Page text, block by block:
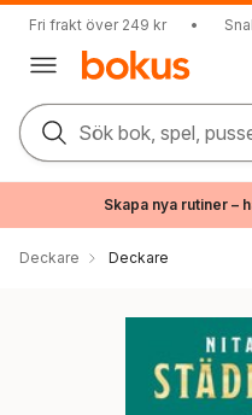
Fri frakt över 249 kr •
Sök bok, spel,
Skapa nya rutiner –
Deckare Deckare